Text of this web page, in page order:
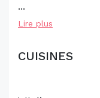
...
Lire plus
CUISINES